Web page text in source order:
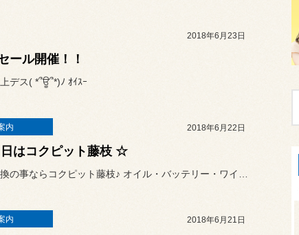
2018年6月23日
ール開催！！
デス( *՞ਊ՞*)ﾉ ｵｲｽｰ
内 2018年6月22日
はコクピット藤枝 ☆
内 2018年6月21日